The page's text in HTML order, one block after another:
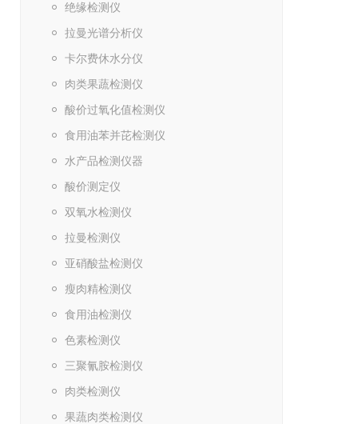
绝缘检测仪
拉曼光谱分析仪
卡尔费休水分仪
肉类果蔬检测仪
酸价过氧化值检测仪
食用油苯并芘检测仪
水产品检测仪器
酸价测定仪
双氧水检测仪
拉曼检测仪
亚硝酸盐检测仪
瘦肉精检测仪
食用油检测仪
色素检测仪
三聚氰胺检测仪
肉类检测仪
果蔬肉类检测仪